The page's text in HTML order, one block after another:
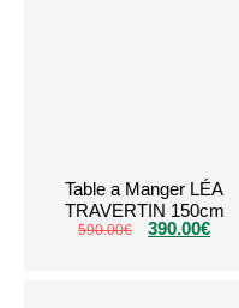
Table a Manger LÉA
TRAVERTIN 150cm
590.00€ 390.00€